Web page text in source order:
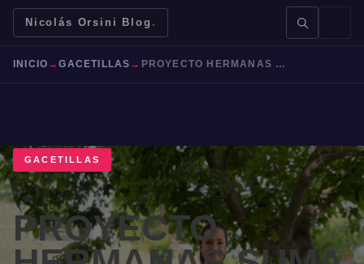
Nicolás Orsini Blog .
BUSCAR →
Mendoza Malbec Bodegas Jujuy
INICIO →GACETILLAS → PROYECTO HERMANAS SUMA UN SAUVIGNON BLANC
GACETILLAS
PROYECTO